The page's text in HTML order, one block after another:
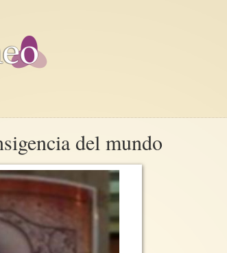
del mundo